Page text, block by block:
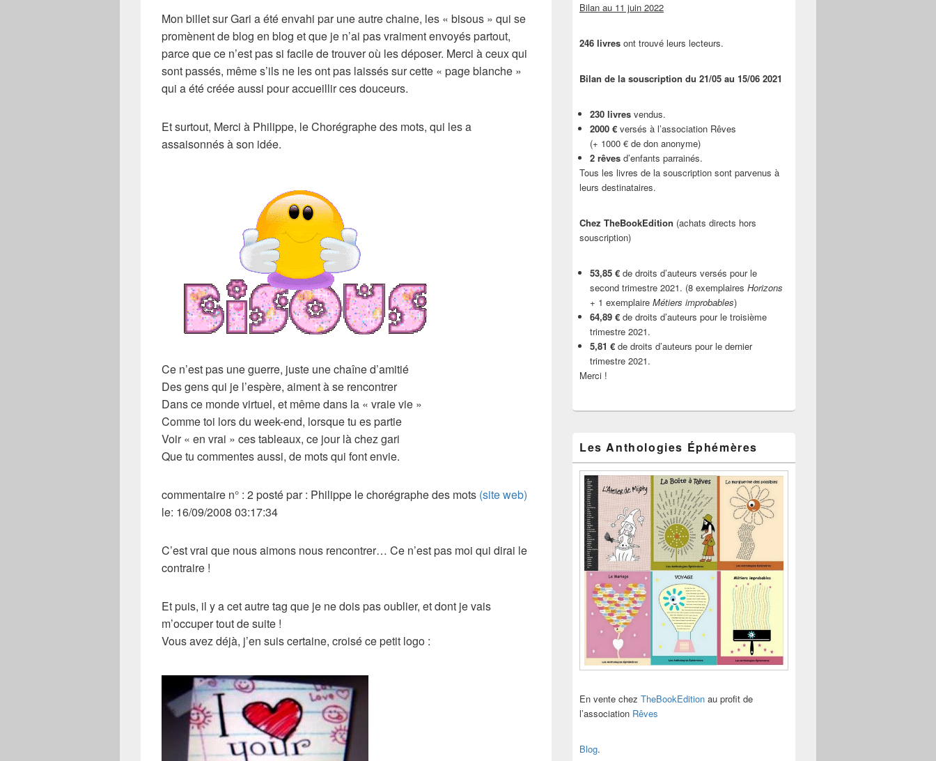
Mon billet sur Gari a été envahi par une autre chaine, les « bisous » qui se
promènent de blog en blog et que je n’ai pas vraiment envoyés partout,
parce que ce n’est pas si facile de trouver où les déposer. Merci à ceux qui
sont passés, même s’ils ne les ont pas laissés sur cette « page blanche »
qui a été créée aussi pour accueillir ces douceurs.
Et surtout, Merci à Philippe, le Chorégraphe des mots, qui les a
assaisonnés à son idée.
Ce n’est pas une guerre, juste une chaîne d’amitié
Des gens qui je l’espère, aiment à se rencontrer
Dans ce monde virtuel, et même dans la « vraie vie »
Comme toi lors du week-end, lorsque tu es partie
Voir « en vrai » ces tableaux, ce jour là chez gari
Que tu commentes aussi, de mots qui font envie.
commentaire n° : 2 posté par : Philippe le chorégraphe des mots (site web)
le: 16/09/2008 03:17:34
C’est vrai que nous aimons nous rencontrer… Ce n’est pas moi qui dirai le
contraire !
Et puis, il y a cet autretag que je ne dois pas oublier, et dont je vais
m’occuper tout de suite !
Vous avez déjà, j’en suis certaine, croisé ce petit logo :
Bilan au 11 juin 2022
246 livres ont trouvé leurs lecteurs.
Bilan de la souscription du 21/05 au 15/06 2021
230 livres vendus.
2000 € versés à l’association Rêves
(+ 1000 € de don anonyme)
2 rêves d’enfants parrainés.
Tous les livres de la souscription sont parvenus à
leurs destinataires.
Chez TheBookEdition (achats directs hors
souscription)
53,85 € de droits d’auteurs versés pour le
second trimestre 2021. (8 exemplaires Horizons
+ 1 exemplaire Métiers improbables)
64,89 € de droits d’auteurs pour le troisième
trimestre 2021.
5,81 € de droits d’auteurs pour le dernier
trimestre 2021.
Merci !
Les Anthologies Éphémères
En vente chez TheBookEdition au profit de
l’association Rêves
Blog.